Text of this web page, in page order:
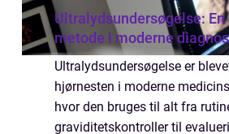
Ultralydsundersøgelse: En
metode i moderne
Ultralydsundersøgelse er
hjørnesten i moderne
hvor den bruges til alt fra
graviditetskontroller til